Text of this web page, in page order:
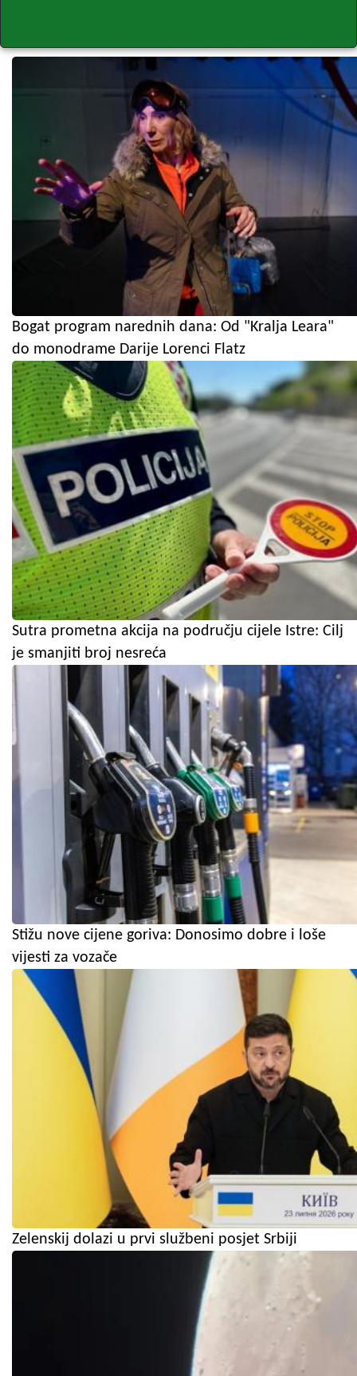
Bogat program narednih dana: Od "Kralja Leara"
do monodrame Darije Lorenci Flatz
Sutra prometna akcija na području cijele Istre: Cilj
je smanjiti broj nesreća
Stižu nove cijene goriva: Donosimo dobre i loše
vijesti za vozače
Zelenskij dolazi u prvi službeni posjet Srbiji